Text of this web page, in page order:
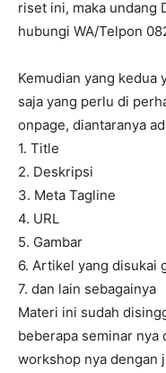
riset ini, maka undang
hubungi WA/Telpon
Kemudian yang kedua
saja yang perlu di
onpage, diantaranya
1. Title
2. Deskripsi
3. Meta Tagline
4. URL
5. Gambar
6. Artikel yang disukai
7. dan lain sebagainya
Materi ini sudah
beberapa seminar nya
workshop nya dengan